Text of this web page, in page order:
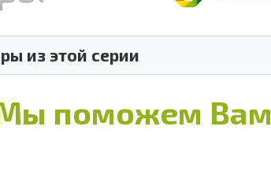
из этой серии
поможем Вам